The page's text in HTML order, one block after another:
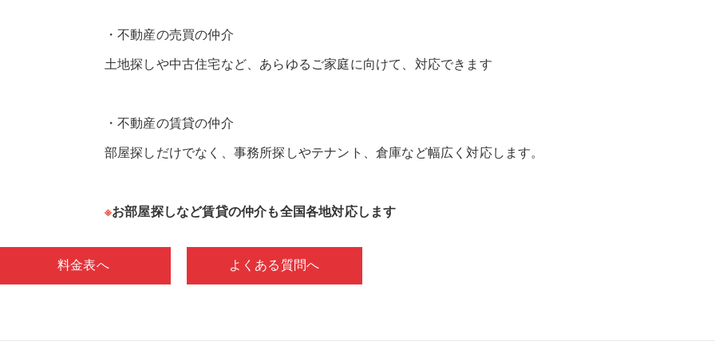
・不動産の売買の仲介
土地探しや中古住宅など、あらゆるご家庭に向けて、対応できます
・不動産の賃貸の仲介
部屋探しだけでなく、事務所探しやテナント、倉庫など幅広く対応します。
※​お部屋探しなど賃貸の仲介も全国各地対応します
料金表へ よくある質問へ